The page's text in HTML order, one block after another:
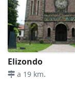
Elizondo
a 19 km.